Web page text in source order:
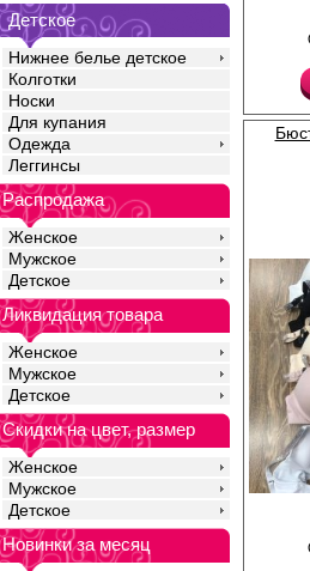
Детское
Нижнее белье детское
Колготки
Носки
Для купания
Одежда
Леггинсы
Распродажа
Женское
Мужское
Детское
Ликвидация товара
Женское
Мужское
Детское
Скидки на цвет, размер
Женское
Мужское
Детское
Новинки за месяц
Лайкра 10%
Бюстгальтер женский
формованными
эффектом. Бретели
длине, с отделкой из